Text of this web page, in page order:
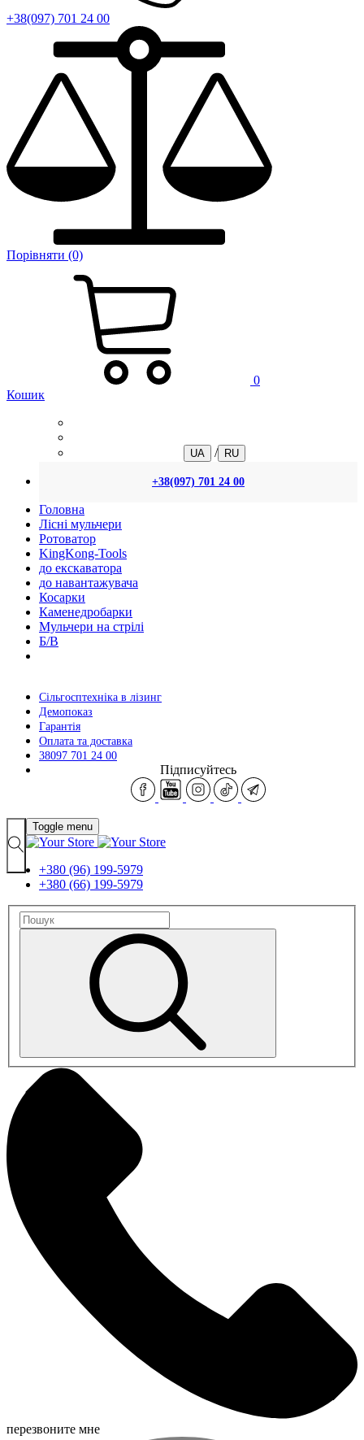
+38(097) 701 24 00
Порівняти (0)
0
Кошик
UA / RU
+38(097) 701 24 00
Головна
Лісні мульчери
Ротоватор
KingKong-Tools
до екскаватора
до навантажувача
Косарки
Каменедробарки
Мульчери на стрілі
Б/В
Сільгосптехніка в лізинг
Демопоказ
Гарантія
Оплата та доставка
38097 701 24 00
Підписуйтесь
Toggle menu
+380 (96) 199-5979
+380 (66) 199-5979
перезвоните мне